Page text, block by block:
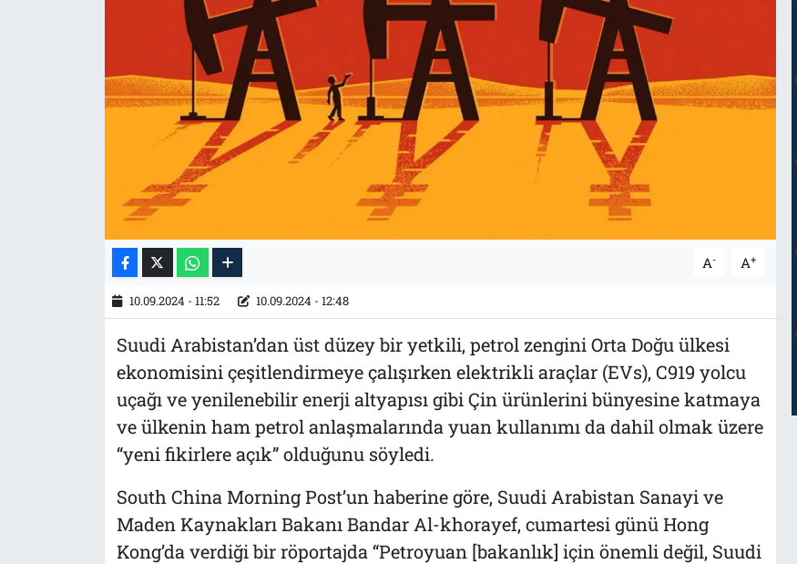
A- A+
10.09.2024 - 11:52 10.09.2024 - 12:48
Suudi Arabistan’dan üst düzey bir yetkili, petrol zengini Orta Doğu ülkesi
ekonomisini çeşitlendirmeye çalışırken elektrikli araçlar (EVs), C919 yolcu
uçağı ve yenilenebilir enerji altyapısı gibi Çin ürünlerini bünyesine katmaya
ve ülkenin ham petrol anlaşmalarında yuan kullanımı da dahil olmak üzere
“yeni fikirlere açık” olduğunu söyledi.
South China Morning Post’un haberine göre, Suudi Arabistan Sanayi ve
Maden Kaynakları Bakanı Bandar Al-khorayef, cumartesi günü Hong
Kong’da verdiği bir röportajda “Petroyuan [bakanlık] için önemli değil, Suudi